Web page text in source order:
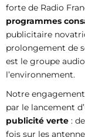
forte de Radio
programmes
publicitaire
prolongement de
est le groupe
l’environnement.
Notre
par le lancement
publicité verte :
fois sur les